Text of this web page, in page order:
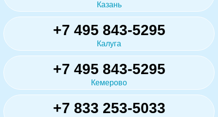
Казань
+7 495 843-5295
Калуга
+7 495 843-5295
Кемерово
+7 833 253-5033